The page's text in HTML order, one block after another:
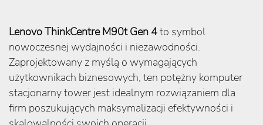
Lenovo ThinkCentre M90t Gen 4to symbol
nowoczesnej wydajności i niezawodności.
Zaprojektowany z myślą o wymagających
użytkownikach biznesowych, ten potężny komputer
stacjonarny tower jest idealnym rozwiązaniem dla
firm poszukujących maksymalizacji efektywności i